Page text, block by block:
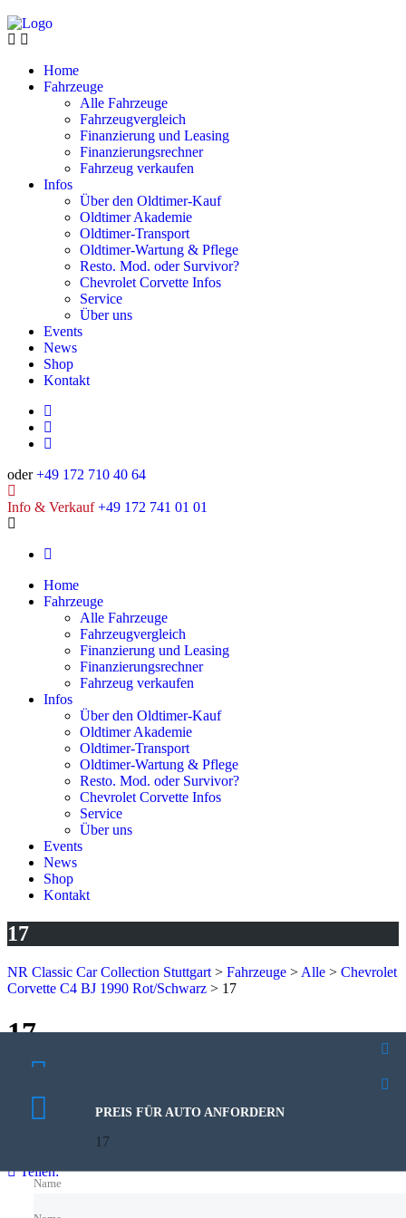
Home
Fahrzeuge
Alle Fahrzeuge
Fahrzeugvergleich
Finanzierung und Leasing
Finanzierungsrechner
Fahrzeug verkaufen
Infos
Über den Oldtimer-Kauf
Oldtimer Akademie
Oldtimer-Transport
Oldtimer-Wartung & Pflege
Resto. Mod. oder Survivor?
Chevrolet Corvette Infos
Service
Über uns
Events
News
Shop
Kontakt
oder+49 172 710 40 64
Info & Verkauf+49 172 741 01 01
Home
Fahrzeuge
Alle Fahrzeuge
Fahrzeugvergleich
Finanzierung und Leasing
Finanzierungsrechner
Fahrzeug verkaufen
Infos
Über den Oldtimer-Kauf
Oldtimer Akademie
Oldtimer-Transport
Oldtimer-Wartung & Pflege
Resto. Mod. oder Survivor?
Chevrolet Corvette Infos
Service
Über uns
Events
News
Shop
Kontakt
17
NR Classic Car Collection Stuttgart > Fahrzeuge > Alle > Chevrolet
Corvette C4 BJ 1990 Rot/Schwarz > 17
17
Veröffentlicht von:
Keine Kommentare
Teilen:
17
Name
PREIS FÜR AUTO ANFORDERN
17